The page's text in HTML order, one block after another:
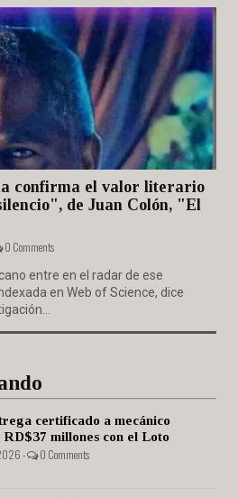
confirma el valor literario
de Juan Colón, "El
0 Comments
entre en el radar de ese
en Web of Science, dice
certificado a mecánico
millones con el Loto
- 0 Comments